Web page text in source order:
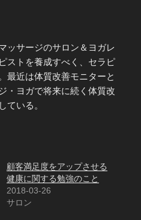
サージのサロン＆ヨガレ
ストを養成すべく、セラピ
最近は体質改善モニターと
・ヨガで将来に続く体質改
ている。
顧客満足度をアップさせる
健康に関する勉強のこと
2018-03-26
サロン